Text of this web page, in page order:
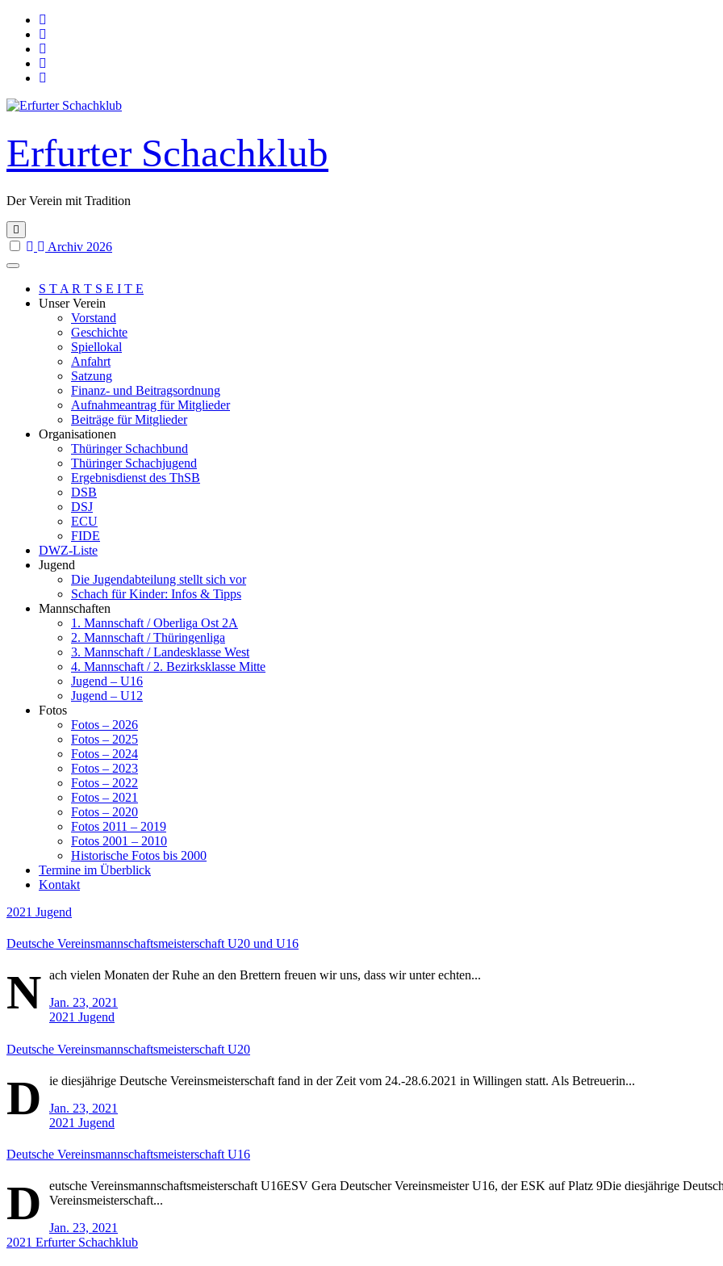
Skip
content
Erfurter Schachklub
Der Verein mit Tradition
Archiv 2026
S T A R T S E I T E
Unser Verein
Vorstand
Geschichte
Spiellokal
Anfahrt
Satzung
Finanz- und Beitragsordnung
Aufnahmeantrag für Mitglieder
Beiträge für Mitglieder
Organisationen
Thüringer Schachbund
Thüringer Schachjugend
Ergebnisdienst des ThSB
DSB
DSJ
ECU
FIDE
DWZ-Liste
Jugend
Die Jugendabteilung stellt sich vor
Schach für Kinder: Infos & Tipps
Mannschaften
1. Mannschaft / Oberliga Ost 2A
2. Mannschaft / Thüringenliga
3. Mannschaft / Landesklasse West
4. Mannschaft / 2. Bezirksklasse Mitte
Jugend – U16
Jugend – U12
Fotos
Fotos – 2026
Fotos – 2025
Fotos – 2024
Fotos – 2023
Fotos – 2022
Fotos – 2021
Fotos – 2020
Fotos 2011 – 2019
Fotos 2001 – 2010
Historische Fotos bis 2000
Termine im Überblick
Kontakt
2021 Jugend
Deutsche Vereinsmannschaftsmeisterschaft U20 und U16
N ach vielen Monaten der Ruhe an den Brettern freuen wir uns, dass wir unter echten...
Jan. 23, 2021
2021 Jugend
Deutsche Vereinsmannschaftsmeisterschaft U20
D
ie diesjährige Deutsche Vereinsmeisterschaft fand in der Zeit vom 24.-28.6.2021 in Willingen statt. Als Betreuerin...
Jan. 23, 2021
2021 Jugend
Deutsche Vereinsmannschaftsmeisterschaft U16
D
eutsche Vereinsmannschaftsmeisterschaft U16ESV Gera Deutscher Vereinsmeister U16, der ESK auf Platz 9Die diesjährige
Vereinsmeisterschaft...
Jan. 23, 2021
2021 Erfurter Schachklub